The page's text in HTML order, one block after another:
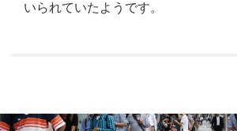
いられていたようです。